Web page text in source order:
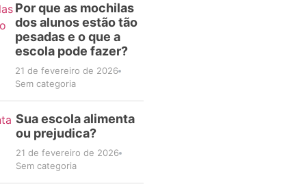
Por que as mochilas
dos alunos estão tão
pesadas e o que a
escola pode fazer?
21 de fevereiro de 2026
Sem categoria
Sua escola alimenta
ou prejudica?
21 de fevereiro de 2026
Sem categoria